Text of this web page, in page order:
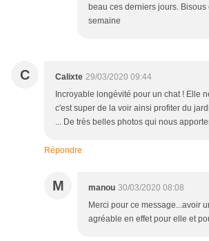
beau ces derniers jours. Bisous
semaine
C Calixte 29/03/2020 09:44
Incroyable longévité pour un chat ! Elle
c'est super de la voir ainsi profiter du
... De très belles photos qui nous
Répondre
M manou 30/03/2020 08:08
Merci pour ce message...avoir
agréable en effet pour elle et